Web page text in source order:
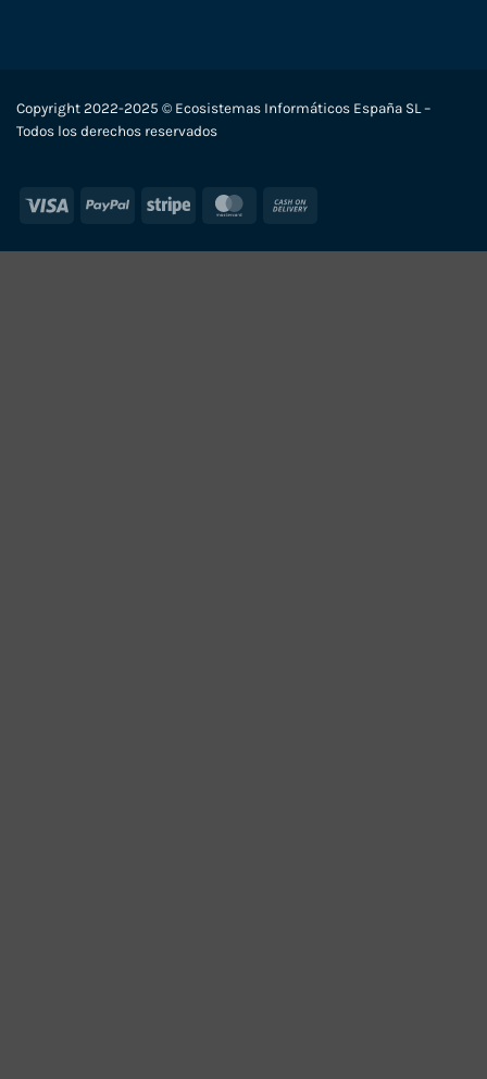
Copyright 2022-2025 © Ecosistemas Informáticos España SL –
Todos los derechos reservados
Visa PayPal Stripe MasterCard